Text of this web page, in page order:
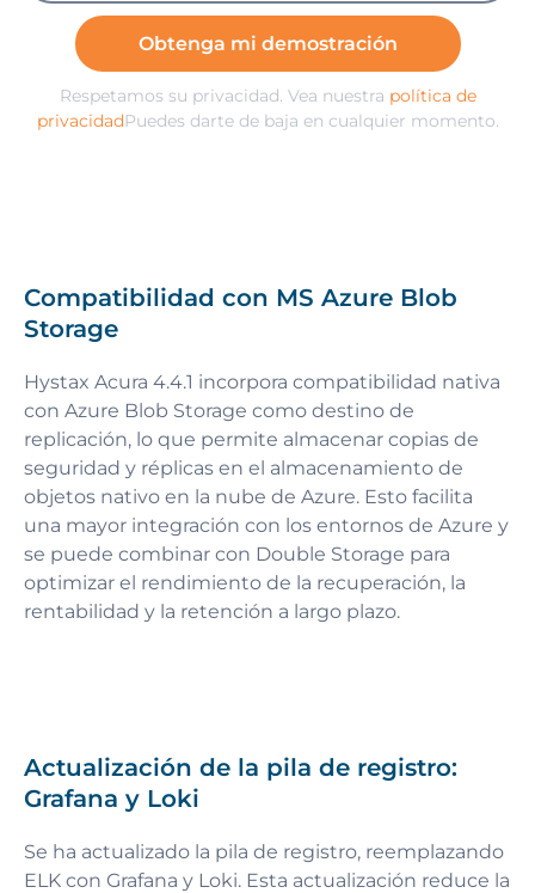
Obtenga mi demostración
Respetamos su privacidad. Vea nuestra política de
privacidadPuedes darte de baja en cualquier momento.
Compatibilidad con MS Azure Blob
Storage
Hystax Acura 4.4.1 incorpora compatibilidad nativa
con Azure Blob Storage como destino de
replicación, lo que permite almacenar copias de
seguridad y réplicas en el almacenamiento de
objetos nativo en la nube de Azure. Esto facilita
una mayor integración con los entornos de Azure y
se puede combinar con Double Storage para
optimizar el rendimiento de la recuperación, la
rentabilidad y la retención a largo plazo.
Actualización de la pila de registro:
Grafana y Loki
Se ha actualizado la pila de registro, reemplazando
ELK con Grafana y Loki. Esta actualización reduce la